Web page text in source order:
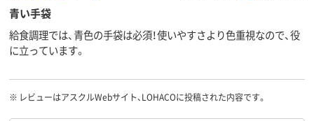
青い手袋
給食調理では、青色の手袋は必須！使いやすさより色重視なので、役
に立っています。
※ レビューはアスクルWebサイト、LOHACOに投稿された内容です。